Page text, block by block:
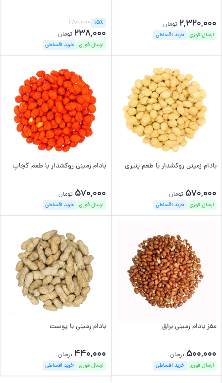
2,320,000 تومان
ارسال فوری خرید اقساطی
15٪ 280,000
238,000 تومان
ارسال فوری خرید اقساطی
بادام زمینی روکشدار با طعم پنیری
570,000 تومان
ارسال فوری خرید اقساطی
بادام زمینی روکشدار با طعم کچاپ
570,000 تومان
ارسال فوری خرید اقساطی
مغز بادام زمینی براق
500,000 تومان
ارسال فوری خرید اقساطی
بادام زمینی با پوست
440,000 تومان
ارسال فوری خرید اقساطی